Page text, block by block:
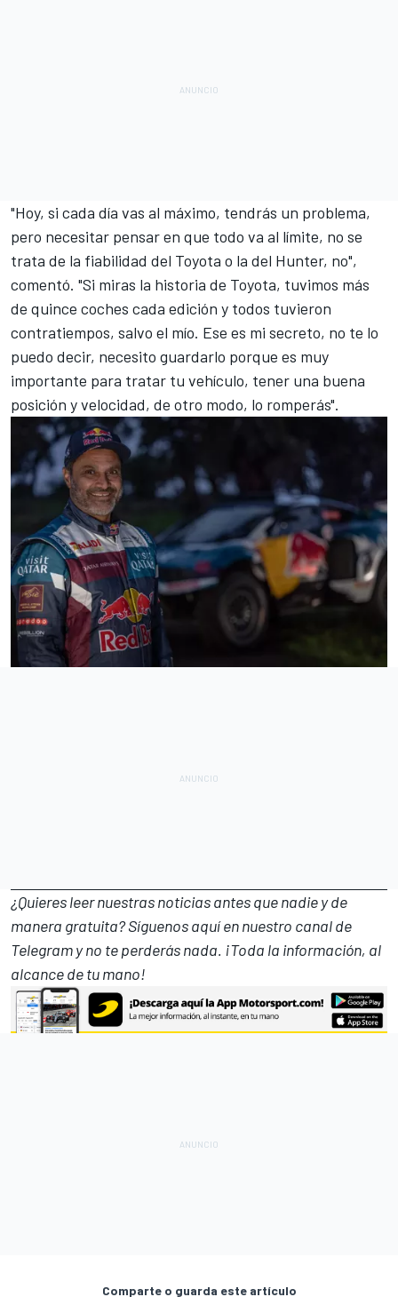
"Hoy, si cada día vas al máximo, tendrás un problema,
pero necesitar pensar en que todo va al límite, no se
trata de la fiabilidad del Toyota o la del Hunter, no",
comentó. "Si miras la historia de Toyota, tuvimos más
de quince coches cada edición y todos tuvieron
contratiempos, salvo el mío. Ese es mi secreto, no te lo
puedo decir, necesito guardarlo porque es muy
importante para tratar tu vehículo, tener una buena
posición y velocidad, de otro modo, lo romperás".
¿Quieres leer nuestras noticias antes que nadie y de
manera gratuita? Síguenosaquí en nuestro canal de
Telegramy no te perderás nada. ¡Toda la información, al
alcance de tu mano!
Comparte o guarda este artículo